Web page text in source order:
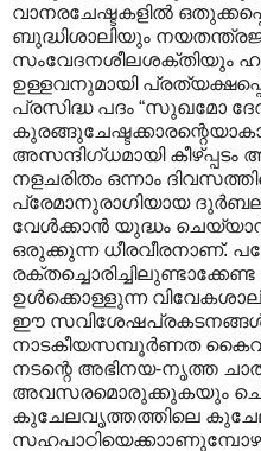
വാനരചേഷ്ടകളില്‍
ബുദ്ധിശാലിയും
സംവേദനശീലശക്തിയും
ഉള്ളവനുമായി
പ്രസിദ്ധ പദം “സുഖമോ
അസന്ദിഗ്ധമായി കീഴ്പ്പടം
നളചരിതം ഒന്നാം
പ്രേമാനുരാഗിയായ
വേള്‍ക്കാന്‍ യുദ്ധം ചെയ്യാന്‍
ഒരുക്കുന്ന ധീരവീരനാണ്.
ഉള്‍ക്കൊള്ളുന്ന
ഈ
നാടകീയസമ്പൂര്‍ണത
നടന്റെ അഭിനയ-നൃത്ത
അവസരമൊരുക്കുകയും
കുചേലവൃത്തത്തിലെ